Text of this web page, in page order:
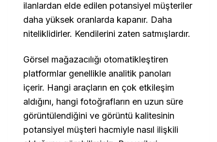
ilanlardan elde edilen potansiyel müşteriler
daha yüksek oranlarda kapanır. Daha
niteliklidirler. Kendilerini zaten satmışlardır.
Görsel mağazacılığı otomatikleştiren
platformlar genellikle analitik panoları
içerir. Hangi araçların en çok etkileşim
aldığını, hangi fotoğrafların en uzun süre
görüntülendiğini ve görüntü kalitesinin
potansiyel müşteri hacmiyle nasıl ilişkili